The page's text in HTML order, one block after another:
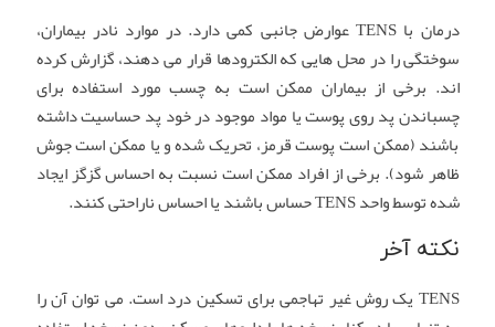
درمان با TENS عوارض جانبی کمی دارد. در موارد نادر بیماران،
سوختگی را در محل هایی که الکترودها قرار می دهند، گزارش کرده
اند. برخی از بیماران ممکن است به چسب مورد استفاده برای
چسباندن پد روی پوست یا مواد موجود در خود پد حساسیت داشته
باشند (ممکن است پوست قرمز، تحریک شده و یا ممکن است جوش
ظاهر شود). برخی از افراد ممکن است نسبت به احساس گزگز ایجاد
شده توسط واحد TENS حساس باشند یا احساس ناراحتی کنند.
نکته آخر
TENS یک روش غیر تهاجمی برای تسکین درد است. می توان آن را